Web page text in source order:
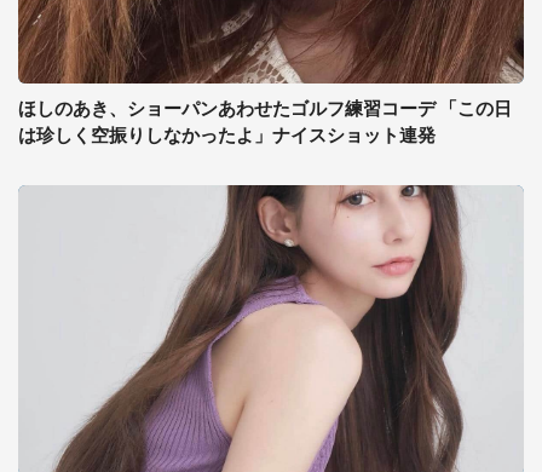
ほしのあき、ショーパンあわせたゴルフ練習コーデ 「この日
は珍しく空振りしなかったよ」ナイスショット連発